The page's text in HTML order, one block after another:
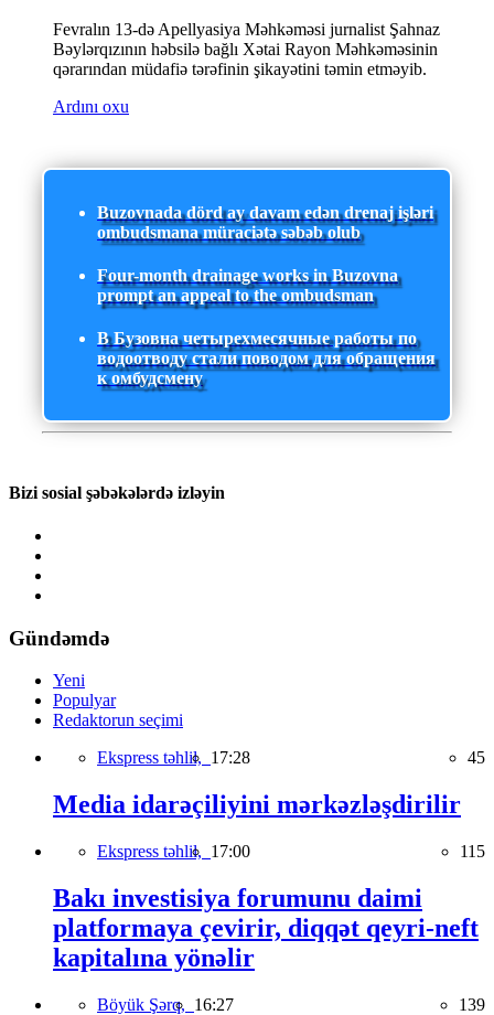
Fevralın 13-də Apellyasiya Məhkəməsi jurnalist Şahnaz
Bəylərqızının həbsilə bağlı Xətai Rayon Məhkəməsinin
qərarından müdafiə tərəfinin şikayətini təmin etməyib.
Ardını oxu
Buzovnada dörd ay davam edən drenaj işləri
ombudsmana müraciətə səbəb olub
Four-month drainage works in Buzovna
prompt an appeal to the ombudsman
В Бузовна четырехмесячные работы по
водоотводу стали поводом для обращения
к омбудсмену
Bizi sosial şəbəkələrdə izləyin
Gündəmdə
Yeni
Populyar
Redaktorun seçimi
Ekspress təhlil, 17:28 45
Media idarəçiliyini mərkəzləşdirilir
Ekspress təhlil, 17:00 115
Bakı investisiya forumunu daimi
platformaya çevirir, diqqət qeyri-neft
kapitalına yönəlir
Böyük Şərq, 16:27 139